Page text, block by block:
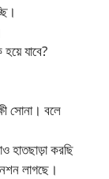
যাবে?
সোনা। বলে
হাতছাড়া করছি
লাগছে।